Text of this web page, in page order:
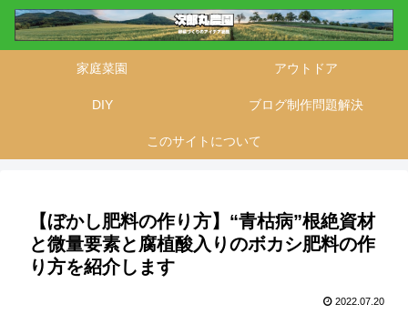
家庭菜園 アウトドア
DIY ブログ制作問題解決
このサイトについて
【ぼかし肥料の作り方】“青枯病”根絶資材
と微量要素と腐植酸入りのボカシ肥料の作
り方を紹介します
2022.07.20